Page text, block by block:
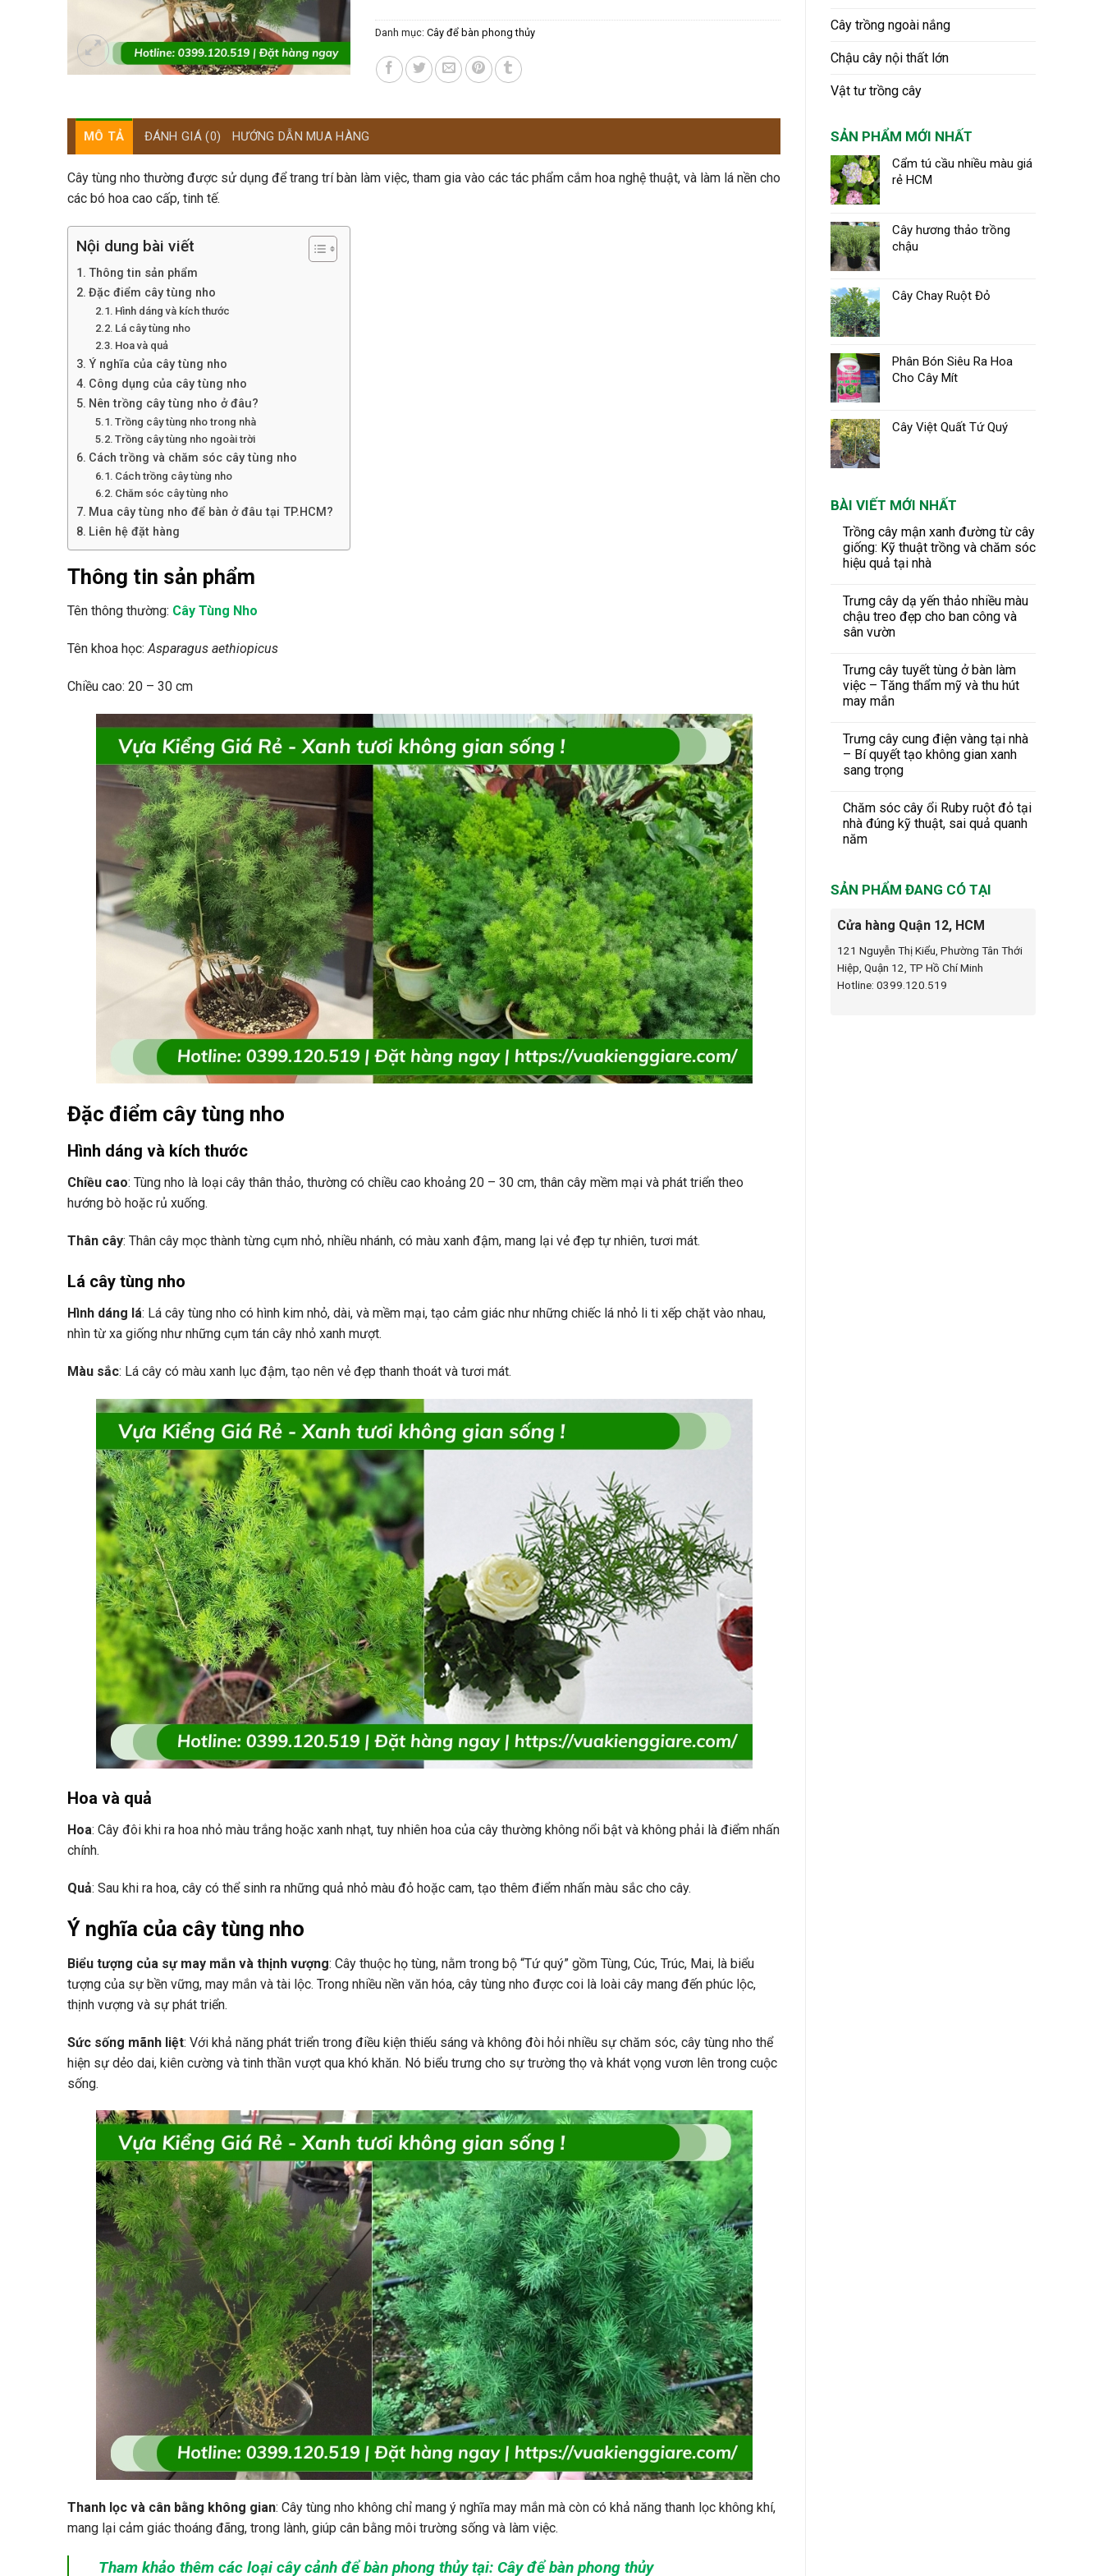
Cây trồng ngoài nắng
Chậu cây nội thất lớn
Vật tư trồng cây
SẢN PHẨM MỚI NHẤT
Cẩm tú cầu nhiều màu giá
rẻ HCM
Cây hương thảo trồng
chậu
Cây Chay Ruột Đỏ
Phân Bón Siêu Ra Hoa
Cho Cây Mít
Cây Việt Quất Tứ Quý
BÀI VIẾT MỚI NHẤT
Trồng cây mận xanh đường từ cây
giống: Kỹ thuật trồng và chăm sóc
hiệu quả tại nhà
Trưng cây dạ yến thảo nhiều màu
chậu treo đẹp cho ban công và
sân vườn
Trưng cây tuyết tùng ở bàn làm
việc – Tăng thẩm mỹ và thu hút
may mắn
Trưng cây cung điện vàng tại nhà
– Bí quyết tạo không gian xanh
sang trọng
Chăm sóc cây ổi Ruby ruột đỏ tại
nhà đúng kỹ thuật, sai quả quanh
năm
SẢN PHẨM ĐANG CÓ TẠI
Cửa hàng Quận 12, HCM
121 Nguyễn Thị Kiểu, Phường Tân Thới
Hiệp, Quận 12, TP Hồ Chí Minh
Hotline: 0399.120.519
Danh mục: Cây để bàn phong thủy
MÔ TẢ ĐÁNH GIÁ (0) HƯỚNG DẪN MUA HÀNG
Cây tùng nho thường được sử dụng để trang trí bàn làm việc, tham gia vào các tác phẩm cắm hoa nghệ thuật, và làm lá nền cho
các bó hoa cao cấp, tinh tế.
Nội dung bài viết
Thông tin sản phẩm
Đặc điểm cây tùng nho
Hình dáng và kích thước
Lá cây tùng nho
Hoa và quả
Ý nghĩa của cây tùng nho
Công dụng của cây tùng nho
Nên trồng cây tùng nho ở đâu?
Trồng cây tùng nho trong nhà
Trồng cây tùng nho ngoài trời
Cách trồng và chăm sóc cây tùng nho
Cách trồng cây tùng nho
Chăm sóc cây tùng nho
Mua cây tùng nho để bàn ở đâu tại TP.HCM?
Liên hệ đặt hàng
Thông tin sản phẩm
Tên thông thường: Cây Tùng Nho
Tên khoa học:Asparagus aethiopicus
Chiều cao: 20 – 30 cm
Đặc điểm cây tùng nho
Hình dáng và kích thước
Chiều cao: Tùng nho là loại cây thân thảo, thường có chiều cao khoảng 20 – 30 cm, thân cây mềm mại và phát triển theo
hướng bò hoặc rủ xuống.
Thân cây: Thân cây mọc thành từng cụm nhỏ, nhiều nhánh, có màu xanh đậm, mang lại vẻ đẹp tự nhiên, tươi mát.
Lá cây tùng nho
Hình dáng lá: Lá cây tùng nho có hình kim nhỏ, dài, và mềm mại, tạo cảm giác như những chiếc lá nhỏ li ti xếp chặt vào nhau,
nhìn từ xa giống như những cụm tán cây nhỏ xanh mượt.
Màu sắc: Lá cây có màu xanh lục đậm, tạo nên vẻ đẹp thanh thoát và tươi mát.
Hoa và quả
Hoa: Cây đôi khi ra hoa nhỏ màu trắng hoặc xanh nhạt, tuy nhiên hoa của cây thường không nổi bật và không phải là điểm nhấn
chính.
Quả: Sau khi ra hoa, cây có thể sinh ra những quả nhỏ màu đỏ hoặc cam, tạo thêm điểm nhấn màu sắc cho cây.
Ý nghĩa của cây tùng nho
Biểu tượng của sự may mắn và thịnh vượng: Cây thuộc họ tùng, nằm trong bộ “Tứ quý” gồm Tùng, Cúc, Trúc, Mai, là biểu
tượng của sự bền vững, may mắn và tài lộc. Trong nhiều nền văn hóa, cây tùng nho được coi là loài cây mang đến phúc lộc,
thịnh vượng và sự phát triển.
Sức sống mãnh liệt: Với khả năng phát triển trong điều kiện thiếu sáng và không đòi hỏi nhiều sự chăm sóc, cây tùng nho thể
hiện sự dẻo dai, kiên cường và tinh thần vượt qua khó khăn. Nó biểu trưng cho sự trường thọ và khát vọng vươn lên trong cuộc
sống.
Thanh lọc và cân bằng không gian: Cây tùng nho không chỉ mang ý nghĩa may mắn mà còn có khả năng thanh lọc không khí,
mang lại cảm giác thoáng đãng, trong lành, giúp cân bằng môi trường sống và làm việc.
Tham khảo thêm các loại cây cảnh để bàn phong thủy tại: Cây để bàn phong thủy